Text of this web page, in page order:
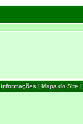
Informações | Mapa do Site |